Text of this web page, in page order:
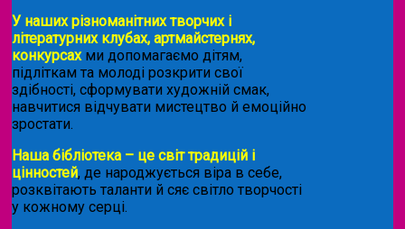
У наших різноманітних творчих і
літературних клубах, артмайстернях,
конкурсахми допомагаємо дітям,
підліткам та молоді розкрити свої
здібності, сформувати художній смак,
навчитися відчувати мистецтво й емоційно
зростати.
Наша бібліотека – це світ традицій і
цінностей, де народжується віра в себе,
розквітають таланти й сяє світло творчості
у кожному серці.